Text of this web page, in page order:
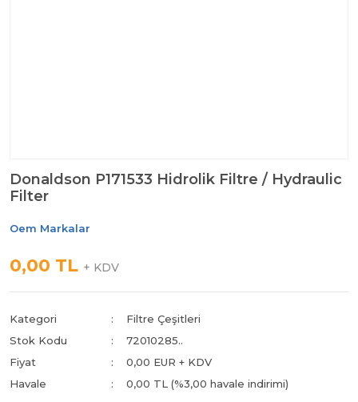
Donaldson P171533 Hidrolik Filtre / Hydraulic
Filter
Oem Markalar
0,00 TL + KDV
Kategori
Filtre Çeşitleri
Stok Kodu
72010285..
Fiyat
0,00 EUR + KDV
Havale
0,00 TL (%3,00 havale indirimi)